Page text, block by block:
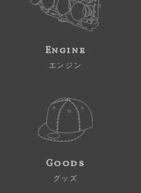
Engine
エンジン
Goods
グッズ